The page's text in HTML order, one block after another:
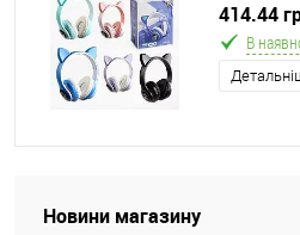
Bluetooth,
кабель,
МІКС
414.44
В
Новини магазину